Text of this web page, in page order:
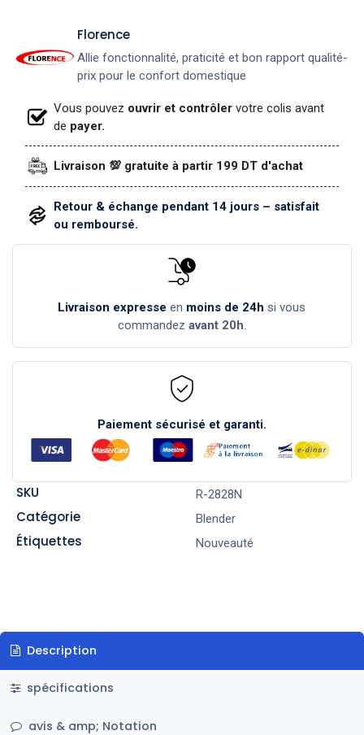
​Florence
Allie fonctionnalité, praticité et bon rapport qualité-
prix pour le confort domestique
Vous pouvez ouvrir et contrôler votre colis avant
de payer.
Livraison 💯 gratuite à partir 199 DT d'achat
Retour & échange pendant 14 jours – satisfait
ou remboursé.
Livraison expresse en moins de 24h si vous
commandez avant 20h.
Paiement sécurisé et garanti.
SKU R-2828N
Catégorie Blender
Étiquettes Nouveauté
Description
spécifications
avis & amp; Notation